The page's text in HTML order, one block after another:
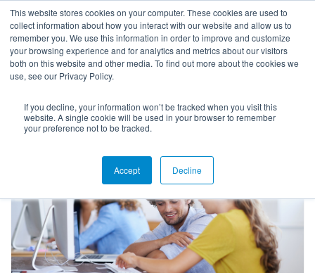
This website stores cookies on your computer. These cookies are used to
collect information about how you interact with our website and allow us to
remember you. We use this information in order to improve and customize
your browsing experience and for analytics and metrics about our visitors
both on this website and other media. To find out more about the cookies we
use, see our Privacy Policy.
If you decline, your information won’t be tracked when you visit this
website. A single cookie will be used in your browser to remember
your preference not to be tracked.
Accept Decline